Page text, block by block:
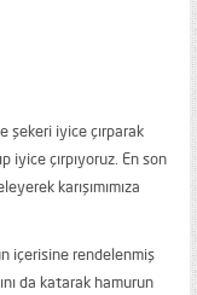
şekeri iyice çırparak
iyice çırpıyoruz. En son
karışımımıza
içerisine rendelenmiş
da katarak hamurun